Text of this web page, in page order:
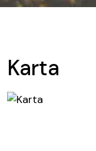
Karta